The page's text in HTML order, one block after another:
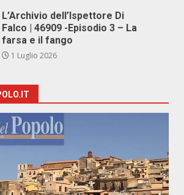
L’Archivio dell’Ispettore Di
Falco | 46909 -Episodio 3 – La
farsa e il fango
1 Luglio 2026